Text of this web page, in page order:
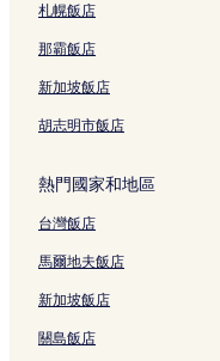
札幌飯店
那霸飯店
新加坡飯店
胡志明市飯店
熱門國家和地區
台灣飯店
馬爾地夫飯店
新加坡飯店
關島飯店